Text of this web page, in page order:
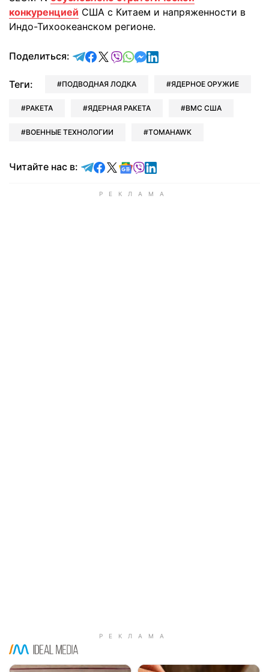
конкуренцией США с Китаем и напряженности в
Индо-Тихоокеанском регионе.
Поделиться: отправить в Telegram
поделиться в Facebook
поделиться в X
отправить в Viber
отправить в Whatsapp
отправить в Messenger
отправить в LinkedIn
Теги: ПОДВОДНАЯ ЛОДКА ЯДЕРНОЕ ОРУЖИЕ
РАКЕТА ЯДЕРНАЯ РАКЕТА ВМС США
ВОЕННЫЕ ТЕХНОЛОГИИ TOMAHAWK
Читайте нас в: Читайте в Telegram
Читайте в Facebook
Читайте в X
Читайте в Google news
Читайте в Viber
Читайте в LinkedIn